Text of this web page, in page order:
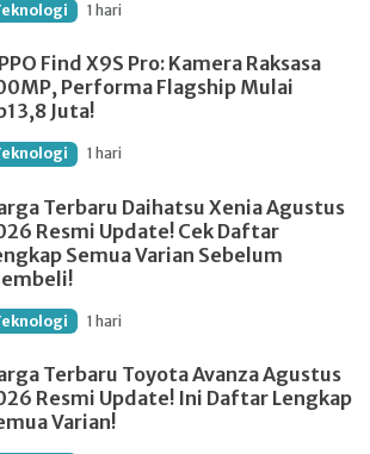
1 hari
Find X9S Pro: Kamera Raksasa
Performa Flagship Mulai
Juta!
1 hari
Terbaru Daihatsu Xenia Agustus
Resmi Update! Cek Daftar
Semua Varian Sebelum
1 hari
Terbaru Toyota Avanza Agustus
Resmi Update! Ini Daftar Lengkap
Varian!